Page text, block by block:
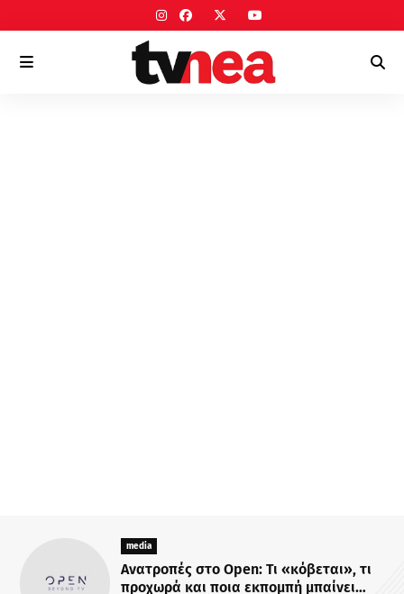
media
Ανατροπές στο Open: Τι «κόβεται», τι
προχωρά και ποια εκπομπή μπαίνει